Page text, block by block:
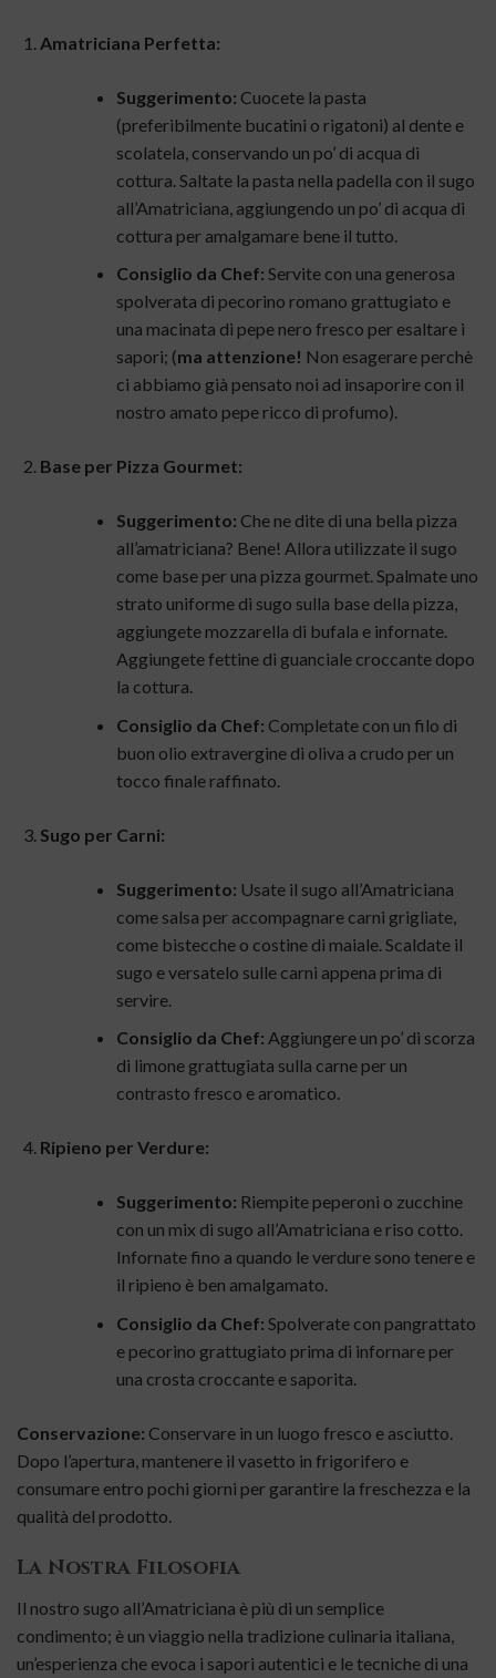
Amatriciana Perfetta:
Suggerimento: Cuocete la pasta
(preferibilmente bucatini o rigatoni) al dente e
scolatela, conservando un po’ di acqua di
cottura. Saltate la pasta nella padella con il sugo
all’Amatriciana, aggiungendo un po’ di acqua di
cottura per amalgamare bene il tutto.
Consiglio da Chef: Servite con una generosa
spolverata di pecorino romano grattugiato e
una macinata di pepe nero fresco per esaltare i
sapori; (ma attenzione! Non esagerare perchè
ci abbiamo già pensato noi ad insaporire con il
nostro amato pepe ricco di profumo).
Base per Pizza Gourmet:
Suggerimento: Che ne dite di una bella pizza
all’amatriciana? Bene! Allora utilizzate il sugo
come base per una pizza gourmet. Spalmate uno
strato uniforme di sugo sulla base della pizza,
aggiungete mozzarella di bufala e infornate.
Aggiungete fettine di guanciale croccante dopo
la cottura.
Consiglio da Chef: Completate con un filo di
buon olio extravergine di oliva a crudo per un
tocco finale raffinato.
Sugo per Carni:
Suggerimento: Usate il sugo all’Amatriciana
come salsa per accompagnare carni grigliate,
come bistecche o costine di maiale. Scaldate il
sugo e versatelo sulle carni appena prima di
servire.
Consiglio da Chef: Aggiungere un po’ di scorza
di limone grattugiata sulla carne per un
contrasto fresco e aromatico.
Ripieno per Verdure:
Suggerimento: Riempite peperoni o zucchine
con un mix di sugo all’Amatriciana e riso cotto.
Infornate fino a quando le verdure sono tenere e
il ripieno è ben amalgamato.
Consiglio da Chef: Spolverate con pangrattato
e pecorino grattugiato prima di infornare per
una crosta croccante e saporita.
Conservazione: Conservare in un luogo fresco e asciutto.
Dopo l’apertura, mantenere il vasetto in frigorifero e
consumare entro pochi giorni per garantire la freschezza e la
qualità del prodotto.
La Nostra Filosofia
Il nostro sugo all’Amatriciana è più di un semplice
condimento; è un viaggio nella tradizione culinaria italiana,
un’esperienza che evoca i sapori autentici e le tecniche di una